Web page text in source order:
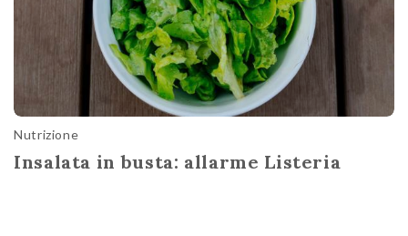
Nutrizione
Insalata in busta: allarme Listeria